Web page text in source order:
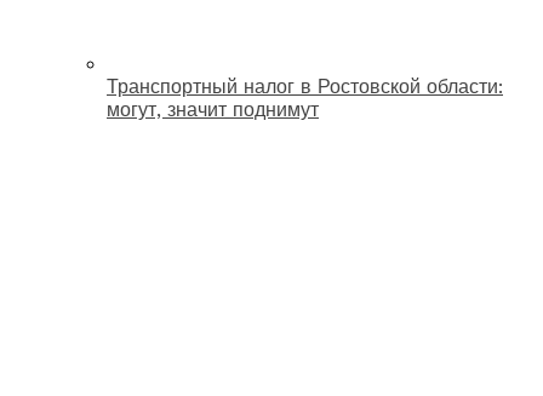
Транспортный налог в Ростовской области:
могут, значит поднимут